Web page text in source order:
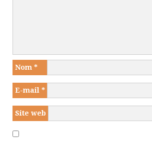
Nom *
E-mail *
Site web